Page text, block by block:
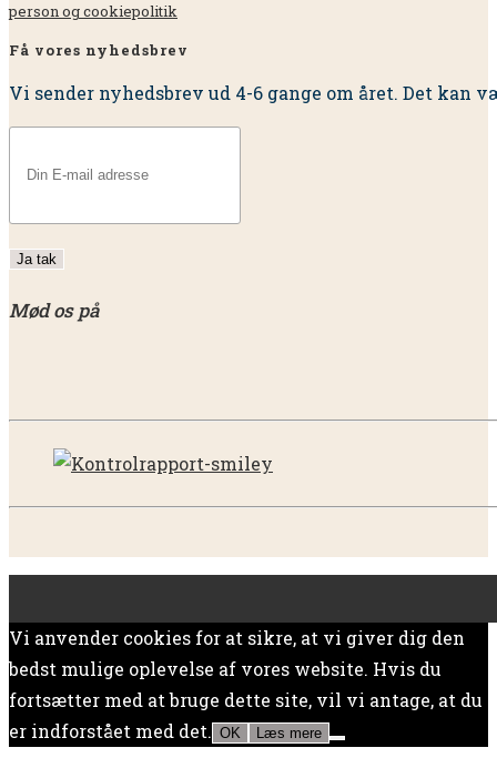
person og cookiepolitik
Få vores nyhedsbrev
Vi sender nyhedsbrev ud 4-6 gange om året. Det
Mød os på
Vi anvender cookies for at sikre, at vi giver dig den
bedst mulige oplevelse af vores website. Hvis du
fortsætter med at bruge dette site, vil vi antage, at du
er indforstået med det. OK Læs mere